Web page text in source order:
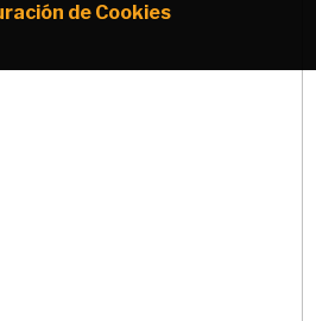
de Cookies
de Cookies